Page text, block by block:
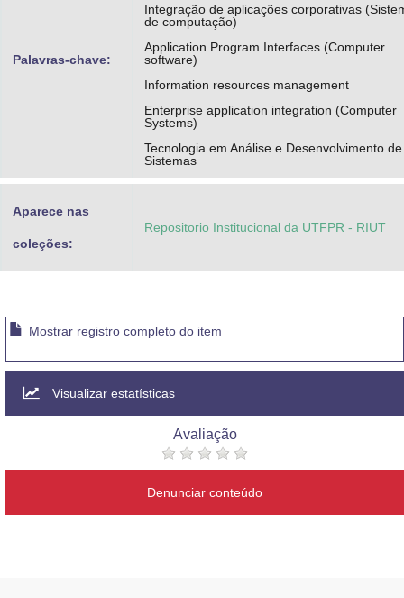
Palavras-chave:
Integração de aplicações corporativas
de computação)
Application Program Interfaces (Computer
software)
Information resources management
Enterprise application integration (Computer
Systems)
Tecnologia em Análise e Desenvolvimento de
Sistemas
Aparece nas
coleções:
Repositorio Institucional da UTFPR - RIUT
Mostrar registro completo do item
Visualizar estatísticas
Avaliação
Denunciar conteúdo